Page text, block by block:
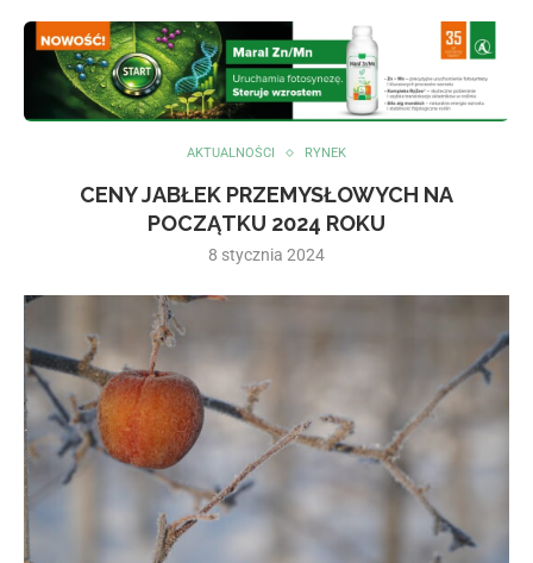
AKTUALNOŚCI RYNEK
CENY JABŁEK PRZEMYSŁOWYCH NA
POCZĄTKU 2024 ROKU
8 stycznia 2024